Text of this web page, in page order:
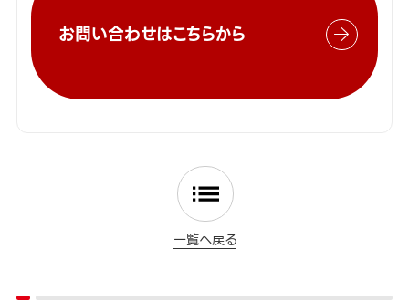
お問い合わせはこちらから
一覧へ戻る